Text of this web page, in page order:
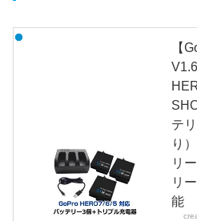
【
テ
り
リ
リ
能